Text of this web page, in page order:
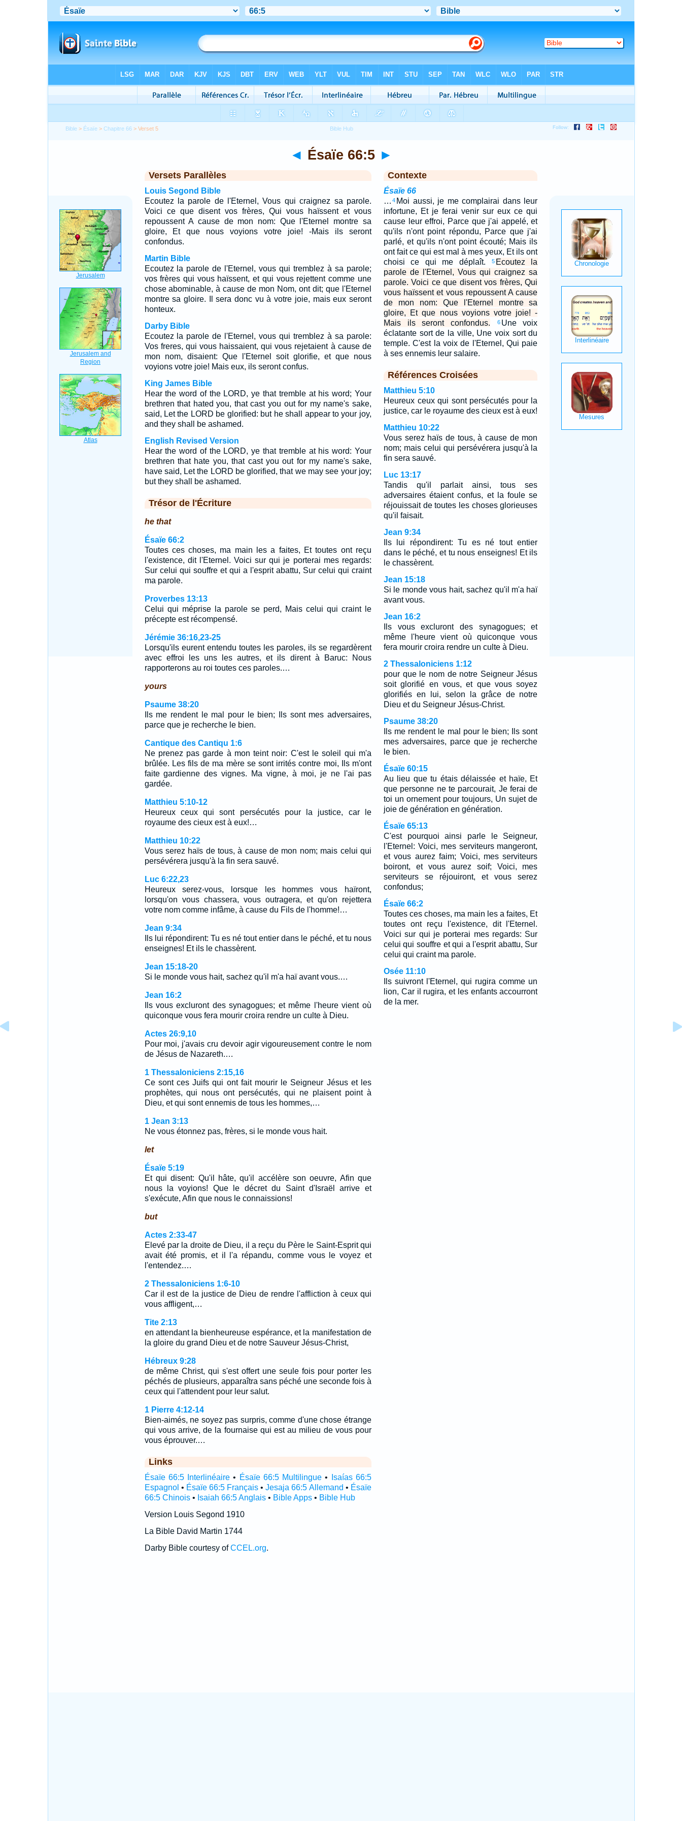
Bible > Ésaïe >Chapitre 66 > Verset 5
◄ Ésaïe 66:5 ►
Versets Parallèles
Louis Segond Bible
Ecoutez la parole de l'Eternel, Vous qui craignez sa parole.
Voici ce que disent vos frères, Qui vous haïssent et vous
repoussent A cause de mon nom: Que l'Eternel montre sa
gloire, Et que nous voyions votre joie! -Mais ils seront
confondus.
Martin Bible
Ecoutez la parole de l'Eternel, vous qui tremblez à sa parole;
vos frères qui vous haïssent, et qui vous rejettent comme une
chose abominable, à cause de mon Nom, ont dit; que l'Eternel
montre sa gloire. Il sera donc vu à votre joie, mais eux seront
honteux.
Darby Bible
Ecoutez la parole de l'Eternel, vous qui tremblez à sa parole:
Vos freres, qui vous haissaient, qui vous rejetaient à cause de
mon nom, disaient: Que l'Eternel soit glorifie, et que nous
voyions votre joie! Mais eux, ils seront confus.
King James Bible
Hear the word of the LORD, ye that tremble at his word; Your
brethren that hated you, that cast you out for my name's sake,
said, Let the LORD be glorified: but he shall appear to your joy,
and they shall be ashamed.
English Revised Version
Hear the word of the LORD, ye that tremble at his word: Your
brethren that hate you, that cast you out for my name's sake,
have said, Let the LORD be glorified, that we may see your joy;
but they shall be ashamed.
Trésor de l'Écriture
he that
Ésaïe 66:2
Toutes ces choses, ma main les a faites, Et toutes ont reçu
l'existence, dit l'Eternel. Voici sur qui je porterai mes regards:
Sur celui qui souffre et qui a l'esprit abattu, Sur celui qui craint
ma parole.
Proverbes 13:13
Celui qui méprise la parole se perd, Mais celui qui craint le
précepte est récompensé.
Jérémie 36:16,23-25
Lorsqu'ils eurent entendu toutes les paroles, ils se regardèrent
avec effroi les uns les autres, et ils dirent à Baruc: Nous
rapporterons au roi toutes ces paroles.…
yours
Psaume 38:20
Ils me rendent le mal pour le bien; Ils sont mes adversaires,
parce que je recherche le bien.
Cantique des Cantiqu 1:6
Ne prenez pas garde à mon teint noir: C'est le soleil qui m'a
brûlée. Les fils de ma mère se sont irrités contre moi, Ils m'ont
faite gardienne des vignes. Ma vigne, à moi, je ne l'ai pas
gardée.
Matthieu 5:10-12
Heureux ceux qui sont persécutés pour la justice, car le
royaume des cieux est à eux!…
Matthieu 10:22
Vous serez haïs de tous, à cause de mon nom; mais celui qui
persévérera jusqu'à la fin sera sauvé.
Luc 6:22,23
Heureux serez-vous, lorsque les hommes vous haïront,
lorsqu'on vous chassera, vous outragera, et qu'on rejettera
votre nom comme infâme, à cause du Fils de l'homme!…
Jean 9:34
Ils lui répondirent: Tu es né tout entier dans le péché, et tu nous
enseignes! Et ils le chassèrent.
Jean 15:18-20
Si le monde vous hait, sachez qu'il m'a haï avant vous.…
Jean 16:2
Ils vous excluront des synagogues; et même l'heure vient où
quiconque vous fera mourir croira rendre un culte à Dieu.
Actes 26:9,10
Pour moi, j'avais cru devoir agir vigoureusement contre le nom
de Jésus de Nazareth.…
1 Thessaloniciens 2:15,16
Ce sont ces Juifs qui ont fait mourir le Seigneur Jésus et les
prophètes, qui nous ont persécutés, qui ne plaisent point à
Dieu, et qui sont ennemis de tous les hommes,…
1 Jean 3:13
Ne vous étonnez pas, frères, si le monde vous hait.
let
Ésaïe 5:19
Et qui disent: Qu'il hâte, qu'il accélère son oeuvre, Afin que
nous la voyions! Que le décret du Saint d'Israël arrive et
s'exécute, Afin que nous le connaissions!
but
Actes 2:33-47
Elevé par la droite de Dieu, il a reçu du Père le Saint-Esprit qui
avait été promis, et il l'a répandu, comme vous le voyez et
l'entendez.…
2 Thessaloniciens 1:6-10
Car il est de la justice de Dieu de rendre l'affliction à ceux qui
vous affligent,…
Tite 2:13
en attendant la bienheureuse espérance, et la manifestation de
la gloire du grand Dieu et de notre Sauveur Jésus-Christ,
Hébreux 9:28
de même Christ, qui s'est offert une seule fois pour porter les
péchés de plusieurs, apparaîtra sans péché une seconde fois à
ceux qui l'attendent pour leur salut.
1 Pierre 4:12-14
Bien-aimés, ne soyez pas surpris, comme d'une chose étrange
qui vous arrive, de la fournaise qui est au milieu de vous pour
vous éprouver.…
Links
Ésaïe 66:5 Interlinéaire • Ésaïe 66:5 Multilingue •
Isaías 66:5
Espagnol • Ésaïe 66:5 Français •Jesaja 66:5 Allemand • Ésaïe
66:5 Chinois• Isaiah 66:5 Anglais• Bible Apps• Bible Hub
Version Louis Segond 1910
La Bible David Martin 1744
Darby Bible courtesy ofCCEL.org.
Contexte
Ésaïe 66
… 4 Moi aussi, je me complairai dans leur
infortune, Et je ferai venir sur eux ce qui
cause leur effroi, Parce que j'ai appelé, et
qu'ils n'ont point répondu, Parce que j'ai
parlé, et qu'ils n'ont point écouté; Mais ils
ont fait ce qui est mal à mes yeux, Et ils ont
choisi ce qui me déplaît.
5 Ecoutez la
parole de l'Eternel, Vous qui craignez sa
parole. Voici ce que disent vos frères, Qui
vous haïssent et vous repoussent A cause
de mon nom: Que l'Eternel montre sa
gloire, Et que nous voyions votre joie! -
Mais ils seront confondus.
6 Une voix
éclatante sort de la ville, Une voix sort du
temple. C'est la voix de l'Eternel, Qui paie
à ses ennemis leur salaire.
Références Croisées
Matthieu 5:10
Heureux ceux qui sont persécutés pour la
justice, car le royaume des cieux est à eux!
Matthieu 10:22
Vous serez haïs de tous, à cause de mon
nom; mais celui qui persévérera jusqu'à la
fin sera sauvé.
Luc 13:17
Tandis qu'il parlait ainsi, tous ses
adversaires étaient confus, et la foule se
réjouissait de toutes les choses glorieuses
qu'il faisait.
Jean 9:34
Ils lui répondirent: Tu es né tout entier
dans le péché, et tu nous enseignes! Et ils
le chassèrent.
Jean 15:18
Si le monde vous hait, sachez qu'il m'a haï
avant vous.
Jean 16:2
Ils vous excluront des synagogues; et
même l'heure vient où quiconque vous
fera mourir croira rendre un culte à Dieu.
2 Thessaloniciens 1:12
pour que le nom de notre Seigneur Jésus
soit glorifié en vous, et que vous soyez
glorifiés en lui, selon la grâce de notre
Dieu et du Seigneur Jésus-Christ.
Psaume 38:20
Ils me rendent le mal pour le bien; Ils sont
mes adversaires, parce que je recherche
le bien.
Ésaïe 60:15
Au lieu que tu étais délaissée et haïe, Et
que personne ne te parcourait, Je ferai de
toi un ornement pour toujours, Un sujet de
joie de génération en génération.
Ésaïe 65:13
C'est pourquoi ainsi parle le Seigneur,
l'Eternel: Voici, mes serviteurs mangeront,
et vous aurez faim; Voici, mes serviteurs
boiront, et vous aurez soif; Voici, mes
serviteurs se réjouiront, et vous serez
confondus;
Ésaïe 66:2
Toutes ces choses, ma main les a faites, Et
toutes ont reçu l'existence, dit l'Eternel.
Voici sur qui je porterai mes regards: Sur
celui qui souffre et qui a l'esprit abattu, Sur
celui qui craint ma parole.
Osée 11:10
Ils suivront l'Eternel, qui rugira comme un
lion, Car il rugira, et les enfants accourront
de la mer.